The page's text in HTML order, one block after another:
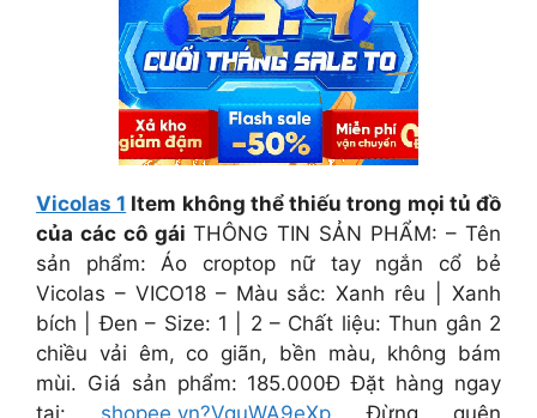
Vicolas 1 Item không thể thiếu trong mọi tủ đồ
của các cô gái THÔNG TIN SẢN PHẨM: – Tên
sản phẩm: Áo croptop nữ tay ngắn cổ bẻ
Vicolas – VICO18 – Màu sắc: Xanh rêu | Xanh
bích | Đen – Size: 1 | 2 – Chất liệu: Thun gân 2
chiều vải êm, co giãn, bền màu, không bám
mùi. Giá sản phẩm: 185.000Đ Đặt hàng ngay
tại: shopee.vn?VguWA9eXp Đừng quên